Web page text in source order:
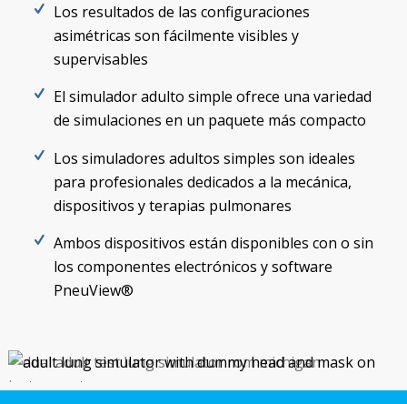
Los resultados de las configuraciones
asimétricas son fácilmente visibles y
supervisables
El simulador adulto simple ofrece una variedad
de simulaciones en un paquete más compacto
Los simuladores adultos simples son ideales
para profesionales dedicados a la mecánica,
dispositivos y terapias pulmonares
Ambos dispositivos están disponibles con o sin
los componentes electrónicos y software
PneuView®